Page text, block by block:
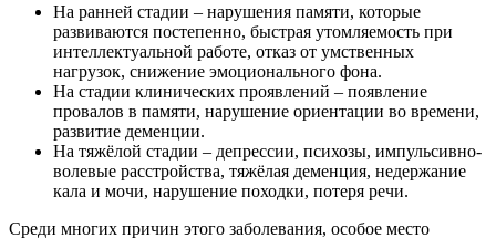
На ранней стадии – нарушения памяти, которые
развиваются постепенно, быстрая утомляемость при
интеллектуальной работе, отказ от умственных
нагрузок, снижение эмоционального фона.
На стадии клинических проявлений – появление
провалов в памяти, нарушение ориентации во времени,
развитие деменции.
На тяжёлой стадии – депрессии, психозы, импульсивно-
волевые расстройства, тяжёлая деменция, недержание
кала и мочи, нарушение походки, потеря речи.
Среди многих причин этого заболевания, особое место